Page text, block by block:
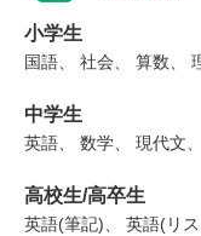
小学生
国語、 社会、 算数、
中学生
英語、 数学、 現代文
高校生/高卒生
英語(筆記)、 英語(リ